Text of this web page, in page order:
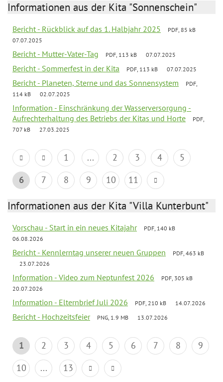
Informationen aus der Kita "Sonnenschein"
Bericht - Rückblick auf das 1. Halbjahr 2025
PDF, 85 kB
07.07.2025
Bericht - Mutter-Vater-Tag PDF, 113 kB 07.07.2025
Bericht - Sommerfest in der Kita PDF, 113 kB 07.07.2025
Bericht - Planeten, Sterne und das Sonnensystem
PDF,
114 kB
02.07.2025
Information - Einschränkung der Wasserversorgung -
Aufrechterhaltung des Betriebs der Kitas und Horte
PDF,
707 kB
27.03.2025
1 ... 2 3 4
5
6
7 8 9 10 11
Informationen aus der Kita "Villa Kunterbunt"
Vorschau - Start in ein neues Kitajahr
PDF, 140 kB
06.08.2026
Bericht - Kennlerntag unserer neuen Gruppen
PDF, 463 kB
23.07.2026
Information - Video zum Neptunfest 2026
PDF, 305 kB
20.07.2026
Information - Elternbrief Juli 2026 PDF, 210 kB 14.07.2026
Bericht - Hochzeitsfeier PNG, 1.9 MB 13.07.2026
1 2 3 4 5 6 7 8
9
10
... 13